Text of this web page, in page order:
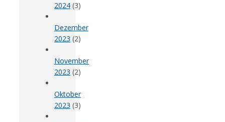
2024 (3)
Dezember
2023 (2)
November
2023 (2)
Oktober
2023 (3)